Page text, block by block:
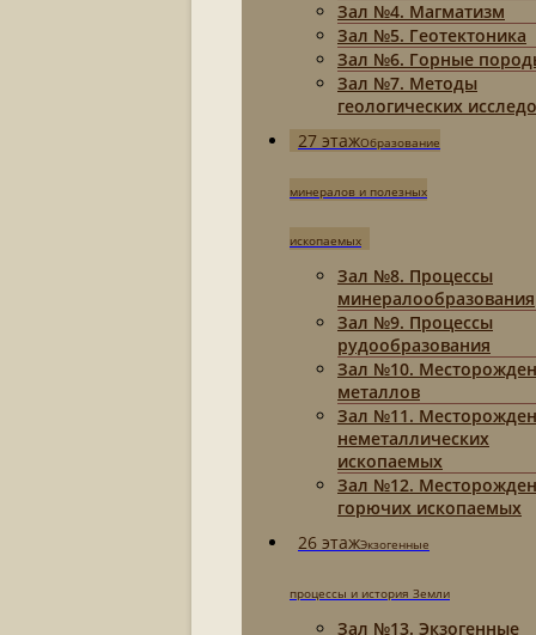
Зал №4. Магматизм
Зал №5. Геотектоника
Зал №6. Горные
Зал №7. Методы
геологических
27 этажОбразование
минералов и полезных
ископаемых
Зал №8. Процессы
минералообразования
Зал №9. Процессы
рудообразования
Зал №10.
металлов
Зал №11.
неметаллических
ископаемых
Зал №12.
горючих ископаемых
26 этажЭкзогенные
процессы и история Земли
Зал №13. Экзогенные